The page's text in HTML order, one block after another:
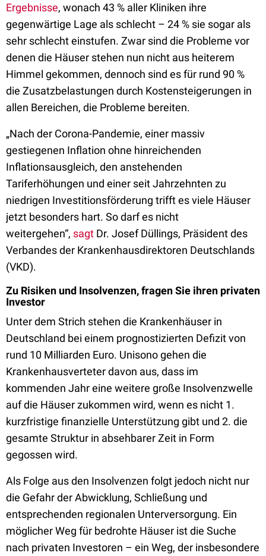
Ergebnisse, wonach 43 % aller Kliniken ihre
gegenwärtige Lage als schlecht – 24 % sie sogar als
sehr schlecht einstufen. Zwar sind die Probleme vor
denen die Häuser stehen nun nicht aus heiterem
Himmel gekommen, dennoch sind es für rund 90 %
die Zusatzbelastungen durch Kostensteigerungen in
allen Bereichen, die Probleme bereiten.
„Nach der Corona-Pandemie, einer massiv
gestiegenen Inflation ohne hinreichenden
Inflationsausgleich, den anstehenden
Tariferhöhungen und einer seit Jahrzehnten zu
niedrigen Investitionsförderung trifft es viele Häuser
jetzt besonders hart. So darf es nicht
weitergehen“, sagt Dr. Josef Düllings, Präsident des
Verbandes der Krankenhausdirektoren Deutschlands
(VKD).
Zu Risiken und Insolvenzen, fragen Sie ihren privaten
Investor
Unter dem Strich stehen die Krankenhäuser in
Deutschland bei einem prognostizierten Defizit von
rund 10 Milliarden Euro. Unisono gehen die
Krankenhausverteter davon aus, dass im
kommenden Jahr eine weitere große Insolvenzwelle
auf die Häuser zukommen wird, wenn es nicht 1.
kurzfristige finanzielle Unterstützung gibt und 2. die
gesamte Struktur in absehbarer Zeit in Form
gegossen wird.
Als Folge aus den Insolvenzen folgt jedoch nicht nur
die Gefahr der Abwicklung, Schließung und
entsprechenden regionalen Unterversorgung. Ein
möglicher Weg für bedrohte Häuser ist die Suche
nach privaten Investoren – ein Weg, der insbesondere